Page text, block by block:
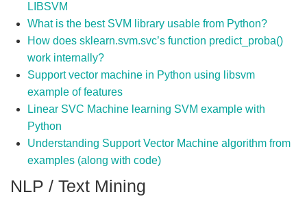
LIBSVM
What is the best SVM library usable from Python?
How does sklearn.svm.svc’s function predict_proba()
work internally?
Support vector machine in Python using libsvm
example of features
Linear SVC Machine learning SVM example with
Python
Understanding Support Vector Machine algorithm from
examples (along with code)
NLP / Text Mining